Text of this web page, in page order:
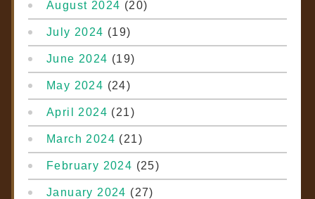
August 2024 (20)
July 2024 (19)
June 2024 (19)
May 2024 (24)
April 2024 (21)
March 2024 (21)
February 2024 (25)
January 2024 (27)